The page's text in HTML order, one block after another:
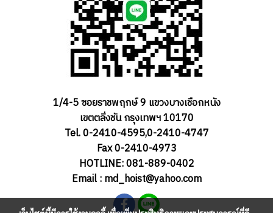
1/4-5 ซอยราชพฤกษ์ 9 แขวงบางเชือกหนัง
เขตตลิ่งชัน กรุงเทพฯ 10170
Tel. 0-2410-4595,0-2410-4747
Fax 0-2410-4973
HOTLINE: 081-889-0402
Email : md_hoist@yahoo.com